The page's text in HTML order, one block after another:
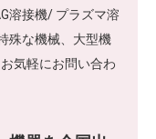
溶接機/ プラズマ溶
殊な機械、大型機
気軽にお問い合わ